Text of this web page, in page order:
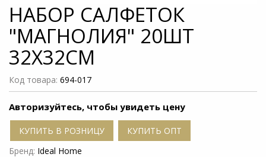
НАБОР САЛФЕТОК
"МАГНОЛИЯ" 20ШТ
32X32СМ
Код товара: 694-017
Авторизуйтесь, чтобы увидеть цену
КУПИТЬ В РОЗНИЦУ
КУПИТЬ ОПТ
Бренд: Ideal Home